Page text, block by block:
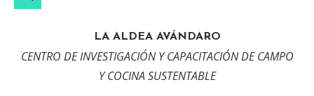
LA ALDEA AVÁNDARO
CENTRO DE INVESTIGACIÓN Y CAPACITACIÓN DE CAMPO
Y COCINA SUSTENTABLE